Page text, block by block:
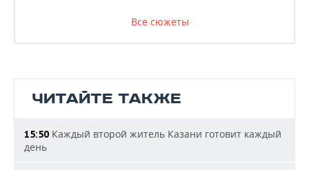
Все сюжеты
ЧИТАЙТЕ ТАКЖЕ
15:50 Каждый второй житель Казани готовит каждый
день